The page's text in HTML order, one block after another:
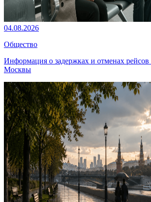
04.08.2026
Общество
Информация о задержках и отменах рейсов
Москвы